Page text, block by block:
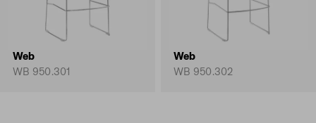
Web
WB 950.301
Web
WB 950.302